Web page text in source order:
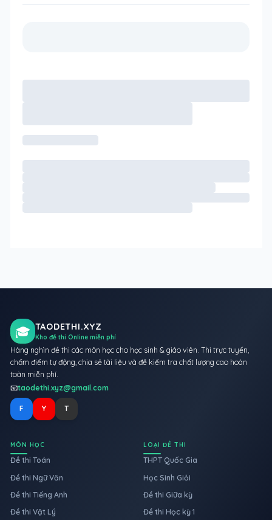
🎓 TAODETHI.XYZ
Kho đề thi Online miễn phí
Hàng nghìn đề thi các môn học cho học sinh & giáo viên. Thi trực tuyến,
chấm điểm tự động, chia sẻ tài liệu và đề kiểm tra chất lượng cao hoàn
toàn miễn phí.
📧taodethi.xyz@gmail.com
F Y T
MÔN HỌC
Đề thi Toán
Đề thi Ngữ Văn
Đề thi Tiếng Anh
Đề thi Vật Lý
LOẠI ĐỀ THI
THPT Quốc Gia
Học Sinh Giỏi
Đề thi Giữa kỳ
Đề thi Học kỳ 1